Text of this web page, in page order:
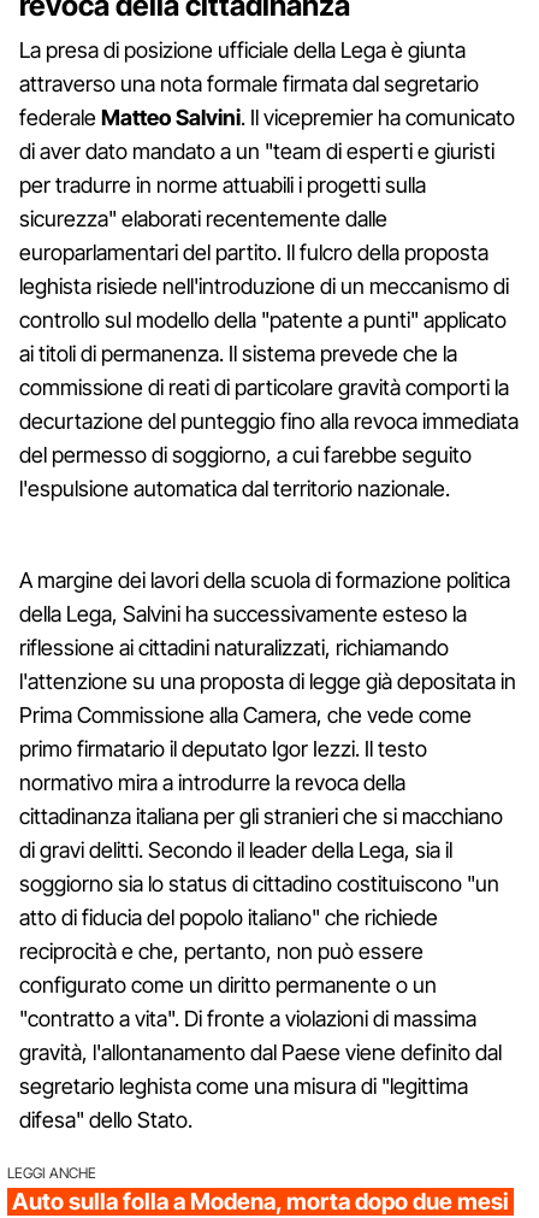
La presa di posizione ufficiale della Lega è giunta
attraverso una nota formale firmata dal segretario
federaleMatteo Salvini. Il vicepremier ha comunicato
di aver dato mandato a un "team di esperti e giuristi
per tradurre in norme attuabili i progetti sulla
sicurezza" elaborati recentemente dalle
europarlamentari del partito. Il fulcro della proposta
leghista risiede nell'introduzione di un meccanismo di
controllo sul modello della "patente a punti" applicato
ai titoli di permanenza. Il sistema prevede che la
commissione di reati di particolare gravità comporti la
decurtazione del punteggio fino alla revoca immediata
del permesso di soggiorno, a cui farebbe seguito
l'espulsione automatica dal territorio nazionale.
A margine dei lavori della scuola di formazione politica
della Lega, Salvini ha successivamente esteso la
riflessione ai cittadini naturalizzati, richiamando
l'attenzione su una proposta di legge già depositata in
Prima Commissione alla Camera, che vede come
primo firmatario il deputato Igor Iezzi. Il testo
normativo mira a introdurre la revoca della
cittadinanza italiana per gli stranieri che si macchiano
di gravi delitti. Secondo il leader della Lega, sia il
soggiorno sia lo status di cittadino costituiscono "un
atto di fiducia del popolo italiano" che richiede
reciprocità e che, pertanto, non può essere
configurato come un diritto permanente o un
"contratto a vita". Di fronte a violazioni di massima
gravità, l'allontanamento dal Paese viene definito dal
segretario leghista come una misura di "legittima
difesa" dello Stato.
LEGGI ANCHE
Auto sulla folla a Modena, morta dopo due mesi